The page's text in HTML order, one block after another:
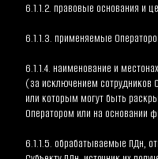
6.1.1.2. правовые основания и
6.1.1.3. применяемые
6.1.1.4. наименование и
(за исключением сотрудников
или которым могут быть
Оператором или на основании
6.1.1.5. обрабатываемые ПДн,